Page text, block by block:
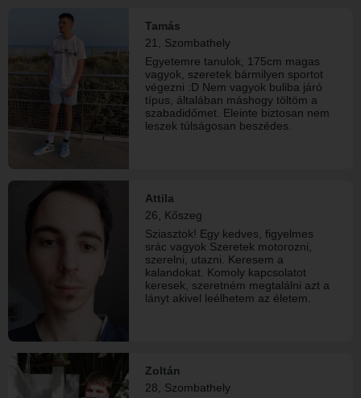
fél kimutatni az érzéseit. Hiszek
abban, hogy egy jó kapcsolat
barátsággal kezdődik, és idővel
valami igazán különlegessé válhat.
Ha úgy érzed, hogy lenne miről
beszélgetnünk, vagy egyszerűen
csak felkeltettem az érdeklődésedet,
ne habozz írni...Ki tudja, lehet, hogy
egy üzenettel kezdődik valami szép.
Tamás
21, Szombathely
Egyetemre tanulok, 175cm magas
vagyok, szeretek bármilyen sportot
végezni :D Nem vagyok buliba járó
típus, általában máshogy töltöm a
szabadidőmet. Eleinte biztosan nem
leszek túlságosan beszédes.
Attila
26, Kőszeg
Sziasztok! Egy kedves, figyelmes
srác vagyok Szeretek motorozni,
szerelni, utazni. Keresem a
kalandokat. Komoly kapcsolatot
keresek, szeretném megtalálni azt a
lányt akivel leélhetem az életem.
Zoltán
28, Szombathely